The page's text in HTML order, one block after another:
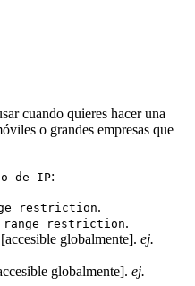
cuando quieres hacer una
o grandes empresas que
de IP:
restriction.
range restriction.
globalmente]. ej.
globalmente]. ej.